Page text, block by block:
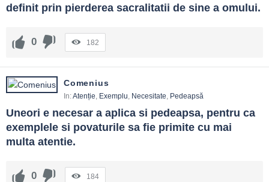
definit prin pierderea sacralitatii de sine a omului.
0 182
Comenius
In:Atenție, Exemplu, Necesitate, Pedeapsă
Uneori e necesar a aplica si pedeapsa, pentru ca
exemplele si povaturile sa fie primite cu mai
multa atentie.
0 184